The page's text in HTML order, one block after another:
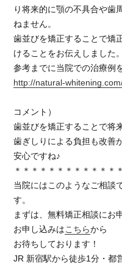
り将来的に顎の不具合や歯
ねません。
歯並びを矯正することで矯
けることをお伝えしました。
参考までに当院での治療例
http://natural-
コメント）
歯並びを矯正することで将
歯ぎしりによる負担も改善
安心ですね♪
＊＊＊＊＊＊＊＊＊＊＊＊
当院にはこのようなご相談
す。
まずは、無料矯正相談にお
お申し込みはこちらから
お待ちしております！
JR 新宿駅から徒歩1分・